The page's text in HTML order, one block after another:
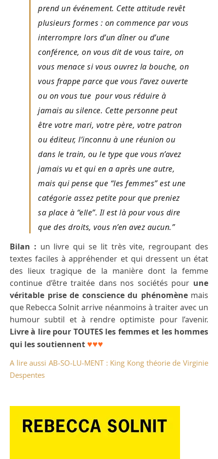
prend un événement. Cette attitude revêt
plusieurs formes : on commence par vous
interrompre lors d’un dîner ou d’une
conférence, on vous dit de vous taire, on
vous menace si vous ouvrez la bouche, on
vous frappe parce que vous l’avez ouverte
ou on vous tue pour vous réduire à
jamais au silence. Cette personne peut
être votre mari, votre père, votre patron
ou éditeur, l’inconnu à une réunion ou
dans le train, ou le type que vous n’avez
jamais vu et qui en a après une autre,
mais qui pense que “les femmes” est une
catégorie assez petite pour que preniez
sa place à “elle”. Il est là pour vous dire
que des droits, vous n’en avez aucun.”
Bilan : un livre qui se lit très vite, regroupant des
textes faciles à appréhender et qui dressent un état
des lieux tragique de la manière dont la femme
continue d’être traitée dans nos sociétés pour une
véritable prise de conscience du phénomènemais
que Rebecca Solnit arrive néanmoins à traiter avec un
humour subtil et à rendre optimiste pour l’avenir.
Livre à lire pour TOUTES les femmes et les hommes
qui les soutiennent ♥♥♥
A lire aussi AB-SO-LU-MENT : King Kong théorie de Virginie
Despentes